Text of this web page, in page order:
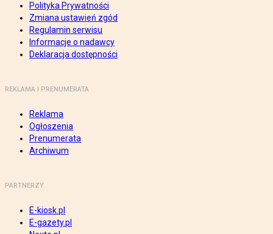
Polityka Prywatności
Zmiana ustawień zgód
Regulamin serwisu
Informacje o nadawcy
Deklaracja dostępności
REKLAMA I PRENUMERATA
Reklama
Ogłoszenia
Prenumerata
Archiwum
PARTNERZY
E-kiosk.pl
E-gazety.pl